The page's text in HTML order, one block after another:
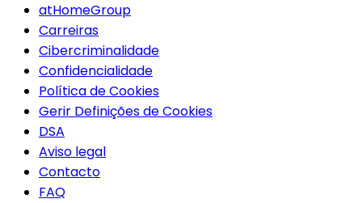
atHomeGroup
Carreiras
Cibercriminalidade
Confidencialidade
Política de Cookies
Gerir Definições de Cookies
DSA
Aviso legal
Contacto
FAQ